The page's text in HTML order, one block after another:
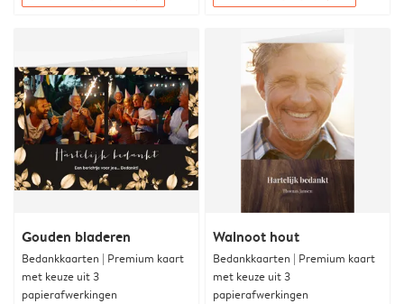
Gouden bladeren
Bedankkaarten | Premium kaart
met keuze uit 3
papierafwerkingen
Walnoot hout
Bedankkaarten | Premium kaart
met keuze uit 3
papierafwerkingen